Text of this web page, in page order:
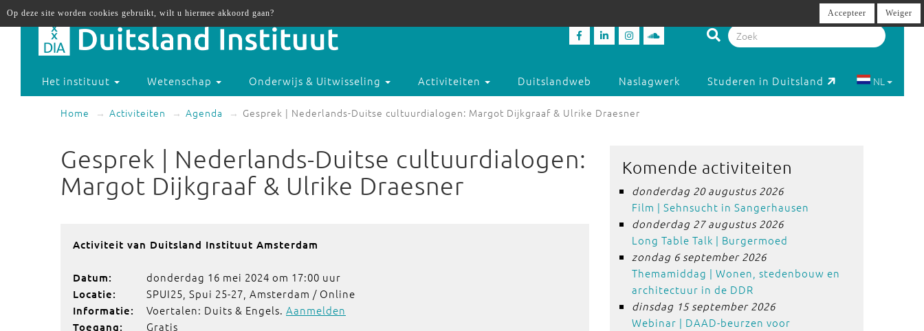
Het instituut Wetenschap Onderwijs & Uitwisseling Activiteiten Duitslandweb Naslagwerk Studeren in Duitsland NL
Home Activiteiten Agenda Gesprek | Nederlands-Duitse cultuurdialogen: Margot Dijkgraaf & Ulrike Draesner
Gesprek | Nederlands-Duitse cultuurdialogen:
Margot Dijkgraaf & Ulrike Draesner
Activiteit van Duitsland Instituut Amsterdam
Datum: donderdag 16 mei 2024 om 17:00 uur
Locatie: SPUI25, Spui 25-27, Amsterdam / Online
Informatie: Voertalen: Duits & Engels. Aanmelden
Toegang: Gratis
Komende activiteiten
donderdag 20 augustus 2026
Film | Sehnsucht in Sangerhausen
donderdag 27 augustus 2026
Long Table Talk | Burgermoed
zondag 6 september 2026
Themamiddag | Wonen, stedenbouw en
architectuur in de DDR
dinsdag 15 september 2026
Webinar | DAAD-beurzen voor
Op deze site worden cookies gebruikt, wilt u hiermee akkoord gaan? Accepteer Weiger